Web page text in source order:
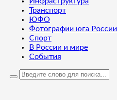
Транспорт
ЮФО
Фотографии юга России
Спорт
В России и мире
События